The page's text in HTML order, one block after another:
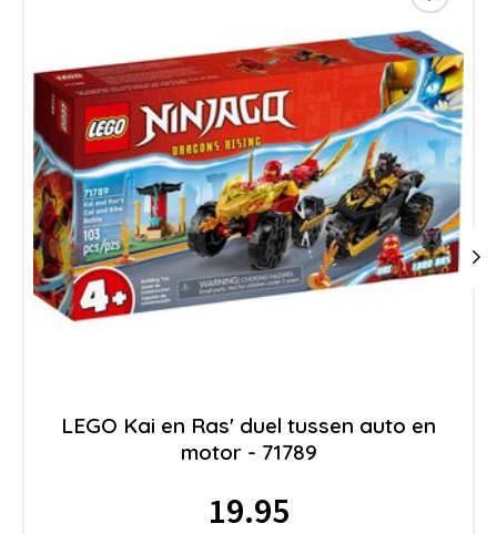
LEGO Kai en Ras' duel tussen auto en
motor - 71789
19.95